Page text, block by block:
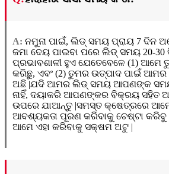
A: ନମୁନା ପାଇଁ, ଲିଡ୍ ସମୟ ପ୍ରାୟ 7 ଦିନ
ଜମା ଦେୟ ପାଇବା ପରେ ଲିଡ୍ ସମୟ 20-
ପ୍ରଭାବଶାଳୀ ହୁଏ ଯେତେବେଳେ (1) ଆମେ
କରିଛୁ, ଏବଂ (2) ତୁମର ଉତ୍ପାଦ ପାଇଁ
ଅଛି |ଯଦି ଆମର ଲିଡ୍ ସମୟ ଆପଣଙ୍କ
ନାହିଁ, ଦୟାକରି ଆପଣଙ୍କର ବିକ୍ରୟ ସହିତ
ଉପରେ ଯାଆନ୍ତୁ |ସମସ୍ତ କ୍ଷେତ୍ରରେ
ଆବଶ୍ୟକତା ପୂରଣ କରିବାକୁ ଚେଷ୍ଟା କରିବୁ
ଆମେ ଏହା କରିବାକୁ ସକ୍ଷମ ଅଟୁ |